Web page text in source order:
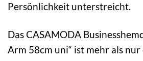
Persönlichkeit unterstreicht.
Das CASAMODA
Arm 58cm uni“ ist mehr als nur